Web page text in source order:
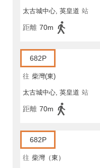
太古城中心, 英皇道 站
距離 70m
682P
往 柴灣(東)
太古城中心, 英皇道 站
距離 70m
682P
往 柴灣（東）